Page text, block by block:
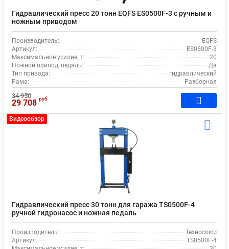
Гидравлический пресс 20 тонн EQFS ES0500F-3 с ручным и
ножным приводом
Производитель:
EQFS
Артикул:
ES0500F-3
Максимальное усилие, т:
20
Ножной привод, педаль:
Да
Тип привода:
гидравлический
Рама:
Разборная
34 950
29 708 руб
Видеообзор
Гидравлический пресс 30 тонн для гаража TS0500F-4
ручной гидронасос и ножная педаль
Производитель:
Техносоюз
Артикул:
TS0500F-4